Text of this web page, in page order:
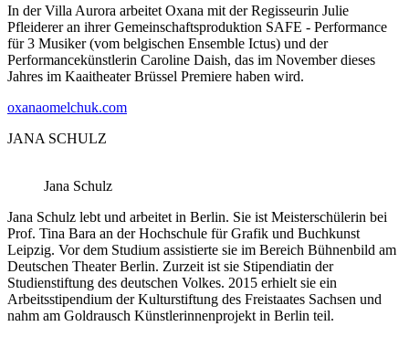
In der Villa Aurora arbeitet Oxana mit der Regisseurin Julie
Pfleiderer an ihrer Gemeinschaftsproduktion SAFE - Performance
für 3 Musiker (vom belgischen Ensemble Ictus) und der
Performancekünstlerin Caroline Daish, das im November dieses
Jahres im Kaaitheater Brüssel Premiere haben wird.
oxanaomelchuk.com
JANA SCHULZ
Jana Schulz
Jana Schulz lebt und arbeitet in Berlin. Sie ist Meisterschülerin bei
Prof. Tina Bara an der Hochschule für Grafik und Buchkunst
Leipzig. Vor dem Studium assistierte sie im Bereich Bühnenbild am
Deutschen Theater Berlin. Zurzeit ist sie Stipendiatin der
Studienstiftung des deutschen Volkes. 2015 erhielt sie ein
Arbeitsstipendium der Kulturstiftung des Freistaates Sachsen und
nahm am Goldrausch Künstlerinnenprojekt in Berlin teil.